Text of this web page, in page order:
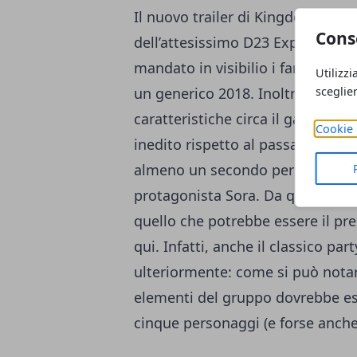
Cookie
Il nuovo trailer di Kingdom
dell’attesissimo D23 Expo, ha
mandato in visibilio i fan del
un generico 2018. Inoltre,
caratteristiche circa il gameplay
inedito rispetto al passato.
almeno un secondo
protagonista Sora. Da questo
quello che potrebbe essere il
qui. Infatti, anche il classico
ulteriormente: come si può
elementi del gruppo dovrebbe
cinque personaggi (e forse